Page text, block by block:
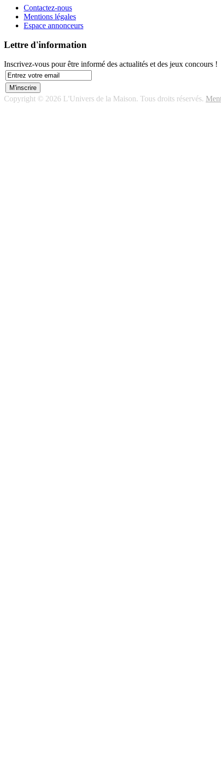
Contactez-nous
Mentions légales
Espace annonceurs
Lettre d'information
Inscrivez-vous pour être informé des actualités et des jeux concours !
Copyright © 2026 L'Univers de la Maison. Tous droits réservés.